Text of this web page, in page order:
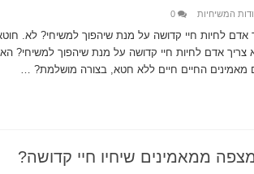
המשיחיות 0
לחיות חיי קדושה על מנת שיהפוך למשיחי? לא. חוטא
אדם לחיות חיי קדושה על מנת שיהפוך למשיחי?
מאמינים החיים חיים ללא חטא, בצורה מושלמת? …
ממאמינים שיחיו חיי קדושה?